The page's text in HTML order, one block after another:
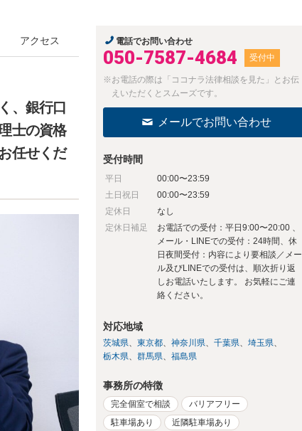
アクセス
、銀行口
士の資格
任せくだ
電話でお問い合わせ
050-7587-4684 受付中
※お電話の際は「ココナラ法律相談を見た」とお伝
えいただくとスムーズです。
メールでお問い合わせ
受付時間
平日
00:00〜23:59
土日祝日
00:00〜23:59
定休日
なし
定休日補足
お電話での受付：平日9:00〜20:00 、
メール・LINEでの受付：24時間、休
日夜間受付：内容により要相談／メー
ル及びLINEでの受付は、順次折り返
しお電話いたします。 お気軽にご連
絡ください。
対応地域
茨城県 東京都 神奈川県 千葉県
埼玉県
栃木県
群馬県 福島県
事務所の特徴
完全個室で相談
バリアフリー
駐車場あり
近隣駐車場あり